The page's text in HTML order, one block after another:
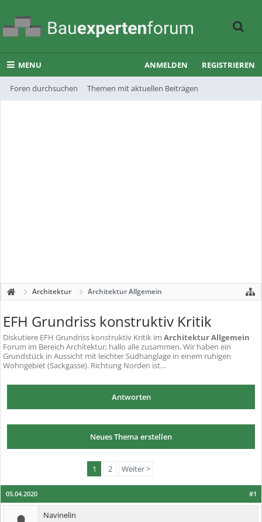
MENU
Foren durchsuchen Themen mit aktuellen Beiträgen
ANMELDEN REGISTRIEREN
Architektur Architektur Allgemein
EFH Grundriss konstruktiv Kritik
Diskutiere EFH Grundriss konstruktiv Kritik im Architektur Allgemein
Forum im Bereich Architektur; hallo alle zusammen, Wir haben ein
Grundstück in Aussicht mit leichter Südhanglage in einem ruhigen
Wohngebiet (Sackgasse). Richtung Norden ist...
Antworten
Neues Thema erstellen
1 2 Weiter >
#1
05.04.2020
Navinelin